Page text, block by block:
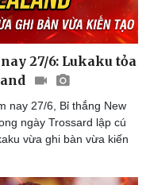
27/6: Lukaku tỏa
nay 27/6, Bỉ thắng New
ngày Trossard lập cú
vừa ghi bàn vừa kiến